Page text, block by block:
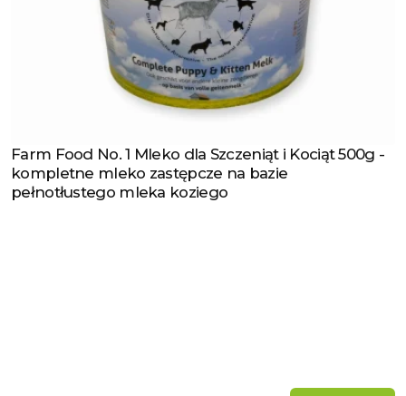
Zobacz produkt
Farm Food No. 1 Mleko dla Szczeniąt i Kociąt 500g -
kompletne mleko zastępcze na bazie
pełnotłustego mleka koziego